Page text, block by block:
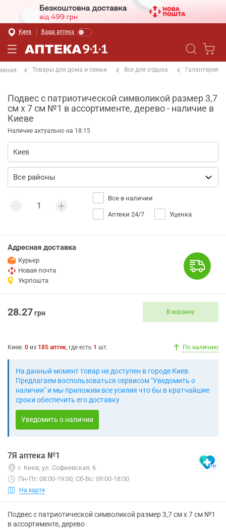
Киев Ваша аптека
Товары для дома и семьи Все для отдыха Галантерея
Подвес с патриотической символикой размер 3,7
см х 7 см №1 в ассортименте, дерево - наличие в
Киеве
Наличие актуально на 18:15
Все в наличии
Аптеки 24/7 Уценка
Адресная доставка
Курьер
Новая почта
Укрпошта
28.27грн В корзину
Киев: 0 из 185 аптек, где есть 1 шт. По наличию
На данный момент товар не доступен в городе Киев.
Предлагаем воспользоваться сервисом "Уведомить о
наличии" и мы приложим все усилия что бы в кратчайшие
сроки обеспечить его доставку
Уведомить о наличии
7Я аптека №1
г. Киев, ул. Софиевская, 6
Пн-Пт: 08:00-19:00; Сб-Вс: 09:00-18:00
На карте
Подвес с патриотической символикой размер 3,7 см х 7 см №1
в ассортименте, дерево